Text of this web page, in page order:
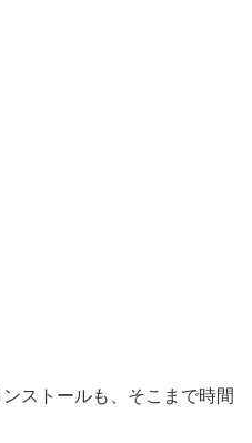
ストールも、そこまで時間